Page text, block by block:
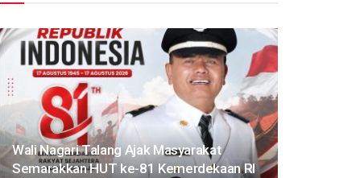
Wali Nagari Talang Ajak Masyarakat
Semarakkan HUT ke-81 Kemerdekaan RI